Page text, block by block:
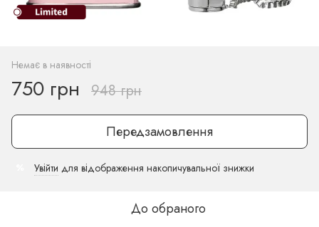
Немає в наявності
750 грн 948 грн
Передзамовлення
Увійти для відображення накопичувальної знижки
До обраного